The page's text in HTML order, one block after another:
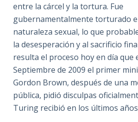
entre la cárcel y la tortura. Fue
gubernamentalmente torturado
naturaleza sexual, lo que
la desesperación y al sacrificio
resulta el proceso hoy en día que
Septiembre de 2009 el primer
Gordon Brown, después de una
pública, pidió disculpas
Turing recibió en los últimos años